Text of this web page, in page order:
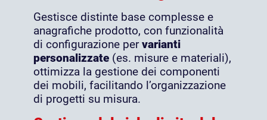
Gestisce distinte base complesse e
anagrafiche prodotto, con funzionalità
di configurazione pervarianti
personalizzate (es. misure e materiali),
ottimizza la gestione dei componenti
dei mobili, facilitando l’organizzazione
di progetti su misura​.